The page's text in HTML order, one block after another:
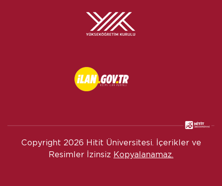
Copyright 2026 Hitit Üniversitesi. İçerikler ve
Resimler İzinsiz Kopyalanamaz.